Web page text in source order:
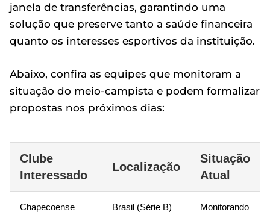
janela de transferências, garantindo uma
solução que preserve tanto a saúde financeira
quanto os interesses esportivos da instituição.
Abaixo, confira as equipes que monitoram a
situação do meio-campista e podem formalizar
propostas nos próximos dias:
Clube
Interessado
Localização
Situação
Atual
Chapecoense Brasil (Série B) Monitorando